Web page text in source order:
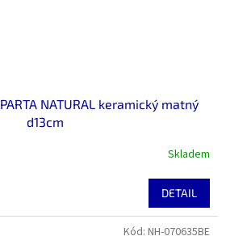
NATURAL keramický matný
d13cm
Skladem
DETAIL
Kód: NH-070635BE